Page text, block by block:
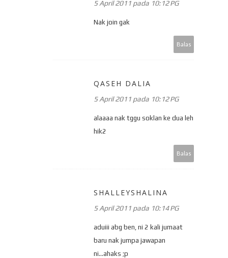
5 April 2011 pada 10:12 PG
Nak join gak
Balas
QASEH DALIA
5 April 2011 pada 10:12 PG
alaaaa nak tggu soklan ke dua leh
hik2
Balas
SHALLEYSHALINA
5 April 2011 pada 10:14 PG
aduiii abg ben, ni 2 kali jumaat
baru nak jumpa jawapan
ni...ahaks ;p